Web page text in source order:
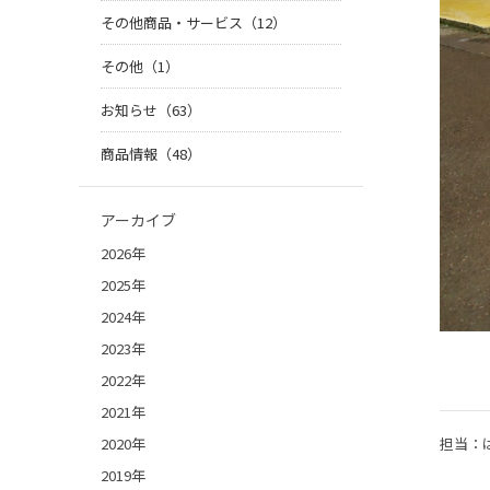
担当：
その他商品・サービス（12）
その他（1）
お知らせ（63）
商品情報（48）
アーカイブ
2026年
2025年
2024年
2023年
2022年
2021年
2020年
2019年